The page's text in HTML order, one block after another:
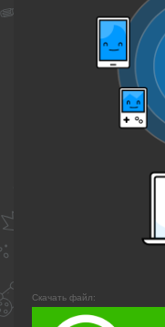
Скачать файл: